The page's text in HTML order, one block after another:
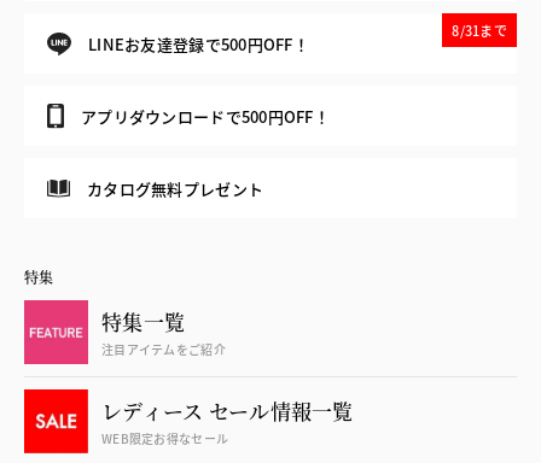
LINEお友達登録で500円OFF！
8/31まで
アプリダウンロードで500円OFF！
カタログ無料プレゼント
特集
特集一覧
注目アイテムをご紹介
レディース セール情報一覧
WEB限定お得なセール